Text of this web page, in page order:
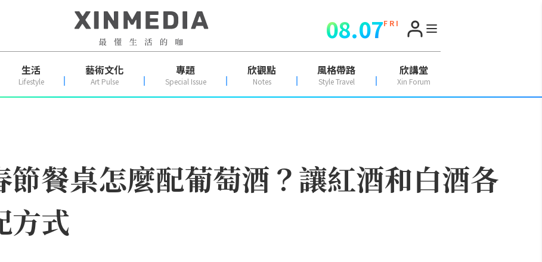
08.07F R I
生活
Lifestyle
藝術文化
Art Pulse
專題
Special Issue
欣觀點
Notes
風格帶路
Style Travel
欣講堂
Xin Forum
餐桌怎麼配葡萄酒？讓紅酒和白酒各
方式